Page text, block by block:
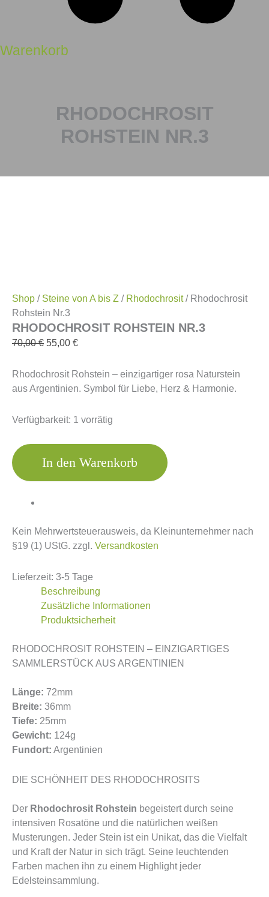
Warenkorb
RHODOCHROSIT
ROHSTEIN NR.3
Shop / Steine von A bis Z / Rhodochrosit/ Rhodochrosit
Rohstein Nr.3
RHODOCHROSIT ROHSTEIN NR.3
70,00€ 55,00 €
Rhodochrosit Rohstein – einzigartiger rosa Naturstein
aus Argentinien. Symbol für Liebe, Herz & Harmonie.
Verfügbarkeit: 1 vorrätig
In den Warenkorb
Kein Mehrwertsteuerausweis, da Kleinunternehmer nach
§19 (1) UStG. zzgl. Versandkosten
Lieferzeit: 3-5 Tage
Beschreibung
Zusätzliche Informationen
Produktsicherheit
RHODOCHROSIT ROHSTEIN – EINZIGARTIGES
SAMMLERSTÜCK AUS ARGENTINIEN
Länge: 72mm
Breite: 36mm
Tiefe: 25mm
Gewicht: 124g
Fundort: Argentinien
DIE SCHÖNHEIT DES RHODOCHROSITS
Der Rhodochrosit Rohstein begeistert durch seine
intensiven Rosatöne und die natürlichen weißen
Musterungen. Jeder Stein ist ein Unikat, das die Vielfalt
und Kraft der Natur in sich trägt. Seine leuchtenden
Farben machen ihn zu einem Highlight jeder
Edelsteinsammlung.